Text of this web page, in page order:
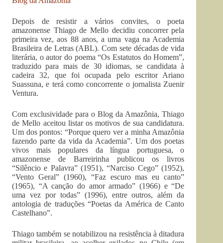
Depois de resistir a vários convites, o poeta
amazonense Thiago de Mello decidiu concorrer pela
primeira vez, aos 88 anos, a uma vaga na Academia
Brasileira de Letras (ABL). Com sete décadas de vida
literária, o autor do poema “Os Estatutos do Homem”,
traduzido para mais de 30 idiomas, se candidata à
cadeira 32, que foi ocupada pelo escritor Ariano
Suassuna, e terá como concorrente o jornalista Zuenir
Ventura.
Com exclusividade para o Blog da Amazônia, Thiago
de Mello aceitou listar os motivos de sua candidatura.
Um dos pontos: “Porque quero ver a minha Amazônia
fazendo parte da vida da Academia”. Um dos poetas
vivos mais populares da língua portuguesa, o
amazonense de Barreirinha publicou os livros
“Silêncio e Palavra” (1951), “Narciso Cego” (1952),
“Vento Geral” (1960), “Faz escuro mas eu canto”
(1965), “A canção do amor armado” (1966) e “De
uma vez por todas” (1996), entre outros, além da
antologia de traduções “Poetas da América de Canto
Castelhano”.
Thiago também se notabilizou na resistência à ditadura